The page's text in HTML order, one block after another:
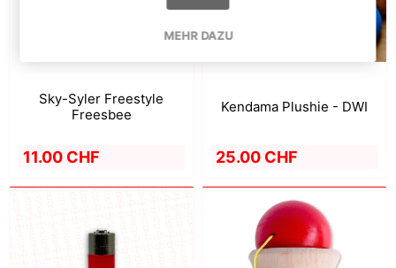
Sky-Syler Freestyle
Freesbee
11.00 CHF
Kendama Plushie - DWI
25.00 CHF
MEHR DAZU